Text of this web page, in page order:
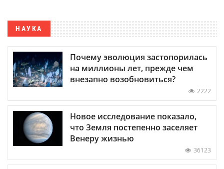
НАУКА
Почему эволюция застопорилась
на миллионы лет, прежде чем
внезапно возобновиться?
2222
Новое исследование показало,
что Земля постепенно заселяет
Венеру жизнью
36123